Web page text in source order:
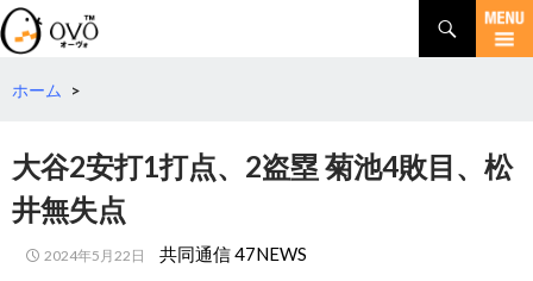
検
索
コ
テ
へ
動
ホーム >
大谷2安打1打点、2盗塁 菊池4敗目、松
井無失点
2024年5月22日 共同通信 47NEWS